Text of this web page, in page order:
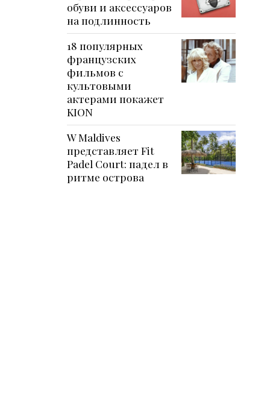
обуви и аксессуаров
на подлинность
18 популярных
французских
фильмов с
культовыми
актерами покажет
KION
W Maldives
представляет Fit
Padel Court: падел в
ритме острова